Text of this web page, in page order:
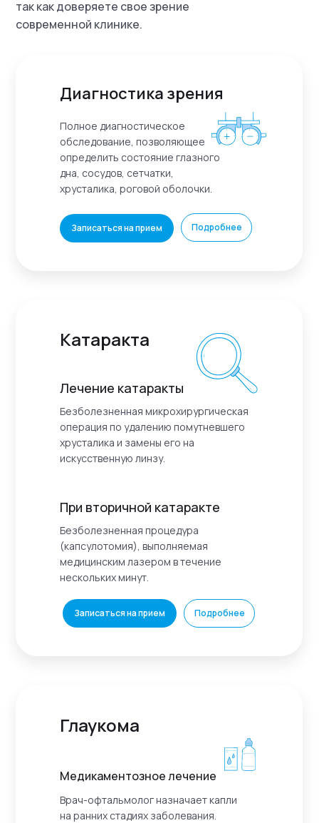
так как доверяете свое зрение
современной клинике.
Диагностика зрения
Полное диагностическое
обследование, позволяющее
определить состояние глазного
дна, сосудов, сетчатки,
хрусталика, роговой оболочки.
Записаться на прием Подробнее
Записаться на прием Подробнее
Катаракта
Лечение катаракты
Безболезненная микрохирургическая
операция по удалению помутневшего
хрусталика и замены его на
искусственную линзу.
При вторичной катаракте
Безболезненная процедура
(капсулотомия), выполняемая
медицинским лазером в течение
нескольких минут.
Глаукома
Медикаментозное лечение
Врач-офтальмолог назначает капли
на ранних стадиях заболевания.